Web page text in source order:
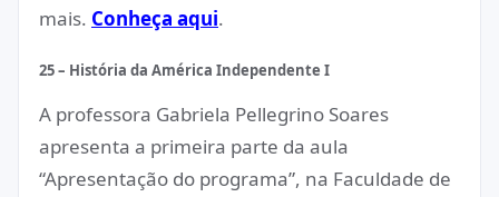
mais. Conheça aqui.
25 – História da América Independente I
A professora Gabriela Pellegrino Soares
apresenta a primeira parte da aula
“Apresentação do programa”, na Faculdade de